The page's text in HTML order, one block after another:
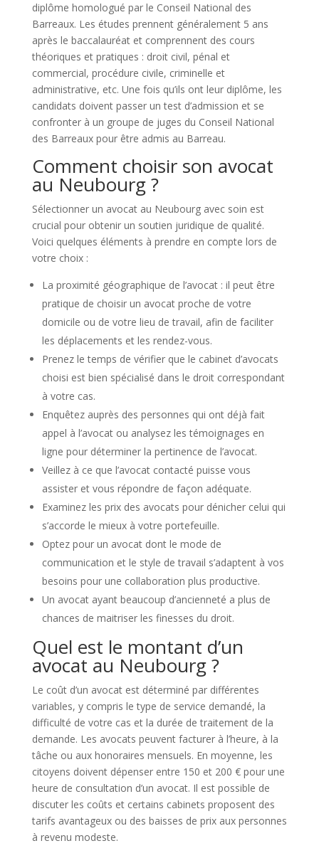
diplôme homologué par le Conseil National des
Barreaux. Les études prennent généralement 5 ans
après le baccalauréat et comprennent des cours
théoriques et pratiques : droit civil, pénal et
commercial, procédure civile, criminelle et
administrative, etc. Une fois qu’ils ont leur diplôme, les
candidats doivent passer un test d’admission et se
confronter à un groupe de juges du Conseil National
des Barreaux pour être admis au Barreau.
Comment choisir son avocat
au Neubourg ?
Sélectionner un avocat au Neubourg avec soin est
crucial pour obtenir un soutien juridique de qualité.
Voici quelques éléments à prendre en compte lors de
votre choix :
La proximité géographique de l’avocat : il peut être
pratique de choisir un avocat proche de votre
domicile ou de votre lieu de travail, afin de faciliter
les déplacements et les rendez-vous.
Prenez le temps de vérifier que le cabinet d’avocats
choisi est bien spécialisé dans le droit correspondant
à votre cas.
Enquêtez auprès des personnes qui ont déjà fait
appel à l’avocat ou analysez les témoignages en
ligne pour déterminer la pertinence de l’avocat.
Veillez à ce que l’avocat contacté puisse vous
assister et vous répondre de façon adéquate.
Examinez les prix des avocats pour dénicher celui qui
s’accorde le mieux à votre portefeuille.
Optez pour un avocat dont le mode de
communication et le style de travail s’adaptent à vos
besoins pour une collaboration plus productive.
Un avocat ayant beaucoup d’ancienneté a plus de
chances de maitriser les finesses du droit.
Quel est le montant d’un
avocat au Neubourg ?
Le coût d’un avocat est déterminé par différentes
variables, y compris le type de service demandé, la
difficulté de votre cas et la durée de traitement de la
demande. Les avocats peuvent facturer à l’heure, à la
tâche ou aux honoraires mensuels. En moyenne, les
citoyens doivent dépenser entre 150 et 200 € pour une
heure de consultation d’un avocat. Il est possible de
discuter les coûts et certains cabinets proposent des
tarifs avantageux ou des baisses de prix aux personnes
à revenu modeste.